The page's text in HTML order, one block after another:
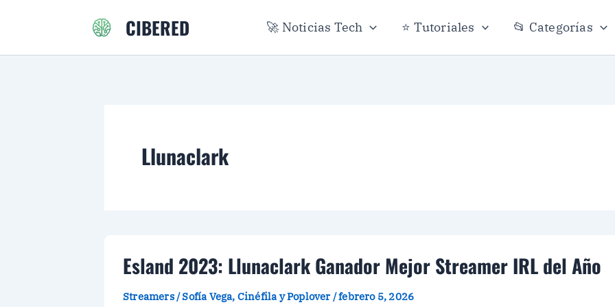
contenido
CIBERED 🚀 Noticias Tech ⭐ Tutoriales 📂 Categorías
Llunaclark
Esland 2023: Llunaclark Ganador Mejor Streamer IRL del Año
Streamers/Sofía Vega, Cinéfila y Poplover /febrero 5, 2026